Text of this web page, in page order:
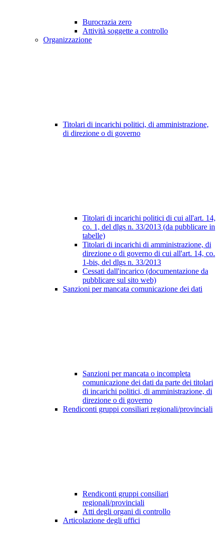
Burocrazia zero
Attività soggette a controllo
Organizzazione
Titolari di incarichi politici, di amministrazione,
di direzione o di governo
Titolari di incarichi politici di cui all'art. 14,
co. 1, del dlgs n. 33/2013 (da pubblicare in
tabelle)
Titolari di incarichi di amministrazione, di
direzione o di governo di cui all'art. 14, co.
1-bis, del dlgs n. 33/2013
Cessati dall'incarico (documentazione da
pubblicare sul sito web)
Sanzioni per mancata comunicazione dei dati
Sanzioni per mancata o incompleta
comunicazione dei dati da parte dei titolari
di incarichi politici, di amministrazione, di
direzione o di governo
Rendiconti gruppi consiliari regionali/provinciali
Rendiconti gruppi consiliari
regionali/provinciali
Atti degli organi di controllo
Articolazione degli uffici